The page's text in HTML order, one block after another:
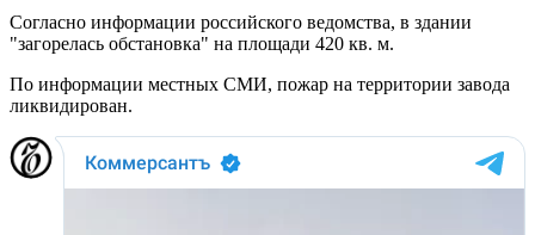
Согласно информации российского ведомства, в здании
"загорелась обстановка" на площади 420 кв. м.
По информации местных СМИ, пожар на территории завода
ликвидирован.